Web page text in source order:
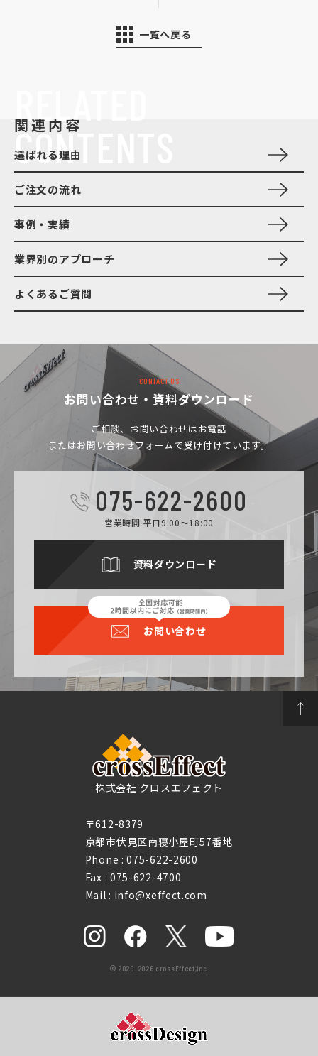
一覧へ戻る
CONTENTS
関連内容
選ばれる理由
ご注文の流れ
事例・実績
業界別のアプローチ
よくあるご質問
CONTACT US
お問い合わせ・資料ダウンロード
ご相談、お問い合わせはお電話
またはお問い合わせフォームで受け付けています。
075-622-2600
営業時間 平日9:00～18:00
資料ダウンロード
お問い合わせ
株式会社 クロスエフェクト
〒612-8379
京都市伏見区南寝小屋町57番地
Phone :075-622-2600
Fax : 075-622-4700
Mail : info@xeffect.com
© 2020-2026 crossEffect,inc.